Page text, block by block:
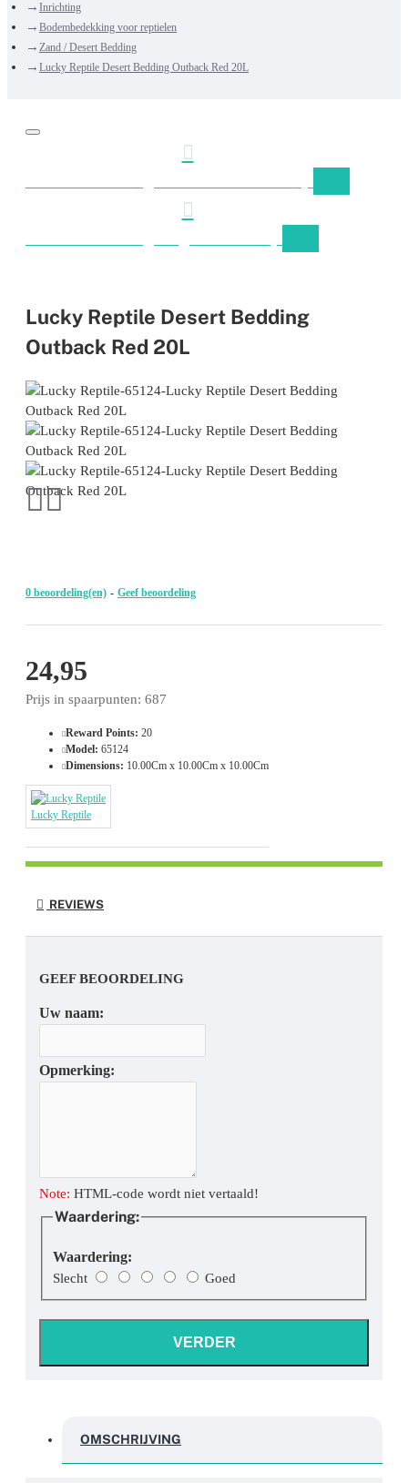
Inrichting
Bodembedekking voor reptielen
Zand / Desert Bedding
Lucky Reptile Desert Bedding Outback Red 20L
Lucky Reptile Desert Bedding
Outback Red 20L
0 beoordeling(en) - Geef beoordeling
24,95
Prijs in spaarpunten: 687
Reward Points: 20
Model: 65124
Dimensions: 10.00Cm x 10.00Cm x 10.00Cm
Lucky Reptile
REVIEWS
GEEF BEOORDELING
Uw naam:
Opmerking:
Note: HTML-code wordt niet vertaald!
Waardering:
Waardering:
Slecht Goed
VERDER
OMSCHRIJVING